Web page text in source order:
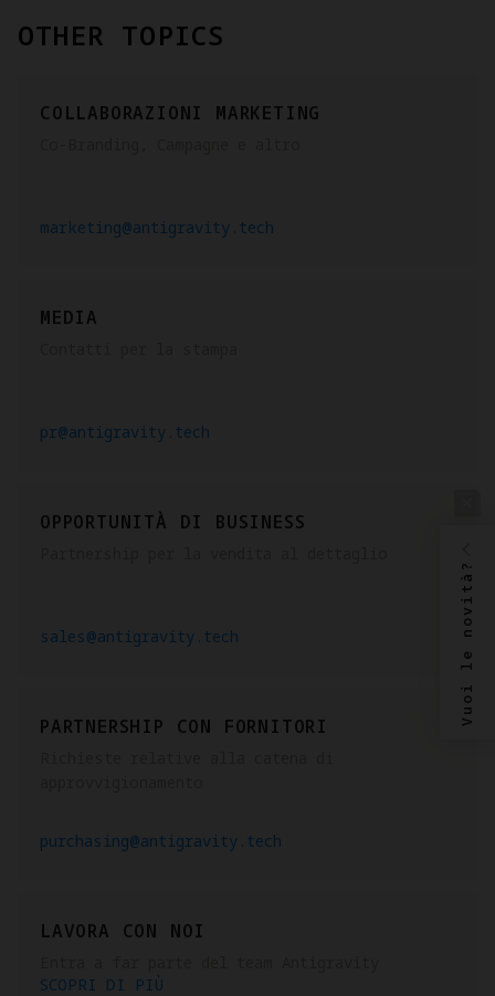
OTHER TOPICS
COLLABORAZIONI MARKETING
marketing@antigravity.tech
MEDIA
pr@antigravity.tech
OPPORTUNITÀ DI BUSINESS
sales@antigravity.tech
PARTNERSHIP CON FORNITORI
purchasing@antigravity.tech
LAVORA CON NOI
SCOPRI DI PIÙ
Vuoi le novità?